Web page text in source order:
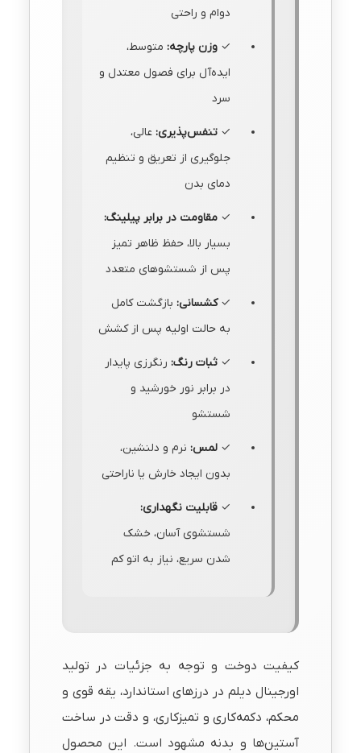
دوام و راحتی
✓ وزن پارچه: متوسط،
ایده‌آل برای فصول معتدل و
سرد
✓ تنفس‌پذیری: عالی،
جلوگیری از تعریق و تنظیم
دمای بدن
✓ مقاومت در برابر پیلینگ:
بسیار بالا، حفظ ظاهر تمیز
پس از شستشوهای متعدد
✓کشسانی: بازگشت کامل
به حالت اولیه پس از کشش
✓ ثبات رنگ: رنگرزی پایدار
در برابر نور خورشید و
شستشو
✓ لمس: نرم و دلنشین،
بدون ایجاد خارش یا ناراحتی
✓ قابلیت نگهداری:
شستشوی آسان، خشک
شدن سریع، نیاز به اتو کم
کیفیت دوخت و توجه به جزئیات در تولید
اورجینال دیلم در درزهای استاندارد، یقه قوی و
محکم، دکمه‌کاری و تمیزکاری، و دقت در ساخت
آستین‌ها و بدنه مشهود است. این محصول